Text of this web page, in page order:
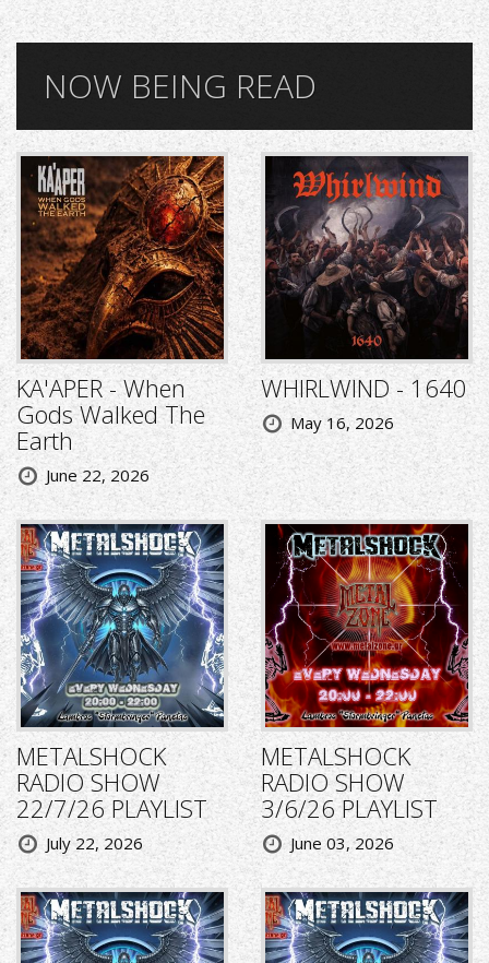
NOW BEING READ
KA'APER - When
Gods Walked The
Earth
June 22, 2026
WHIRLWIND - 1640
May 16, 2026
METALSHOCK
RADIO SHOW
22/7/26 PLAYLIST
July 22, 2026
METALSHOCK
RADIO SHOW
3/6/26 PLAYLIST
June 03, 2026